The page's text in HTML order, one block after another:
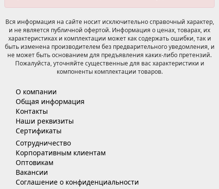
Вся информация на сайте носит исключительно справочный характер,
и не является публичной офертой. Информация о ценах, товарах, их
характеристиках и комплектации может как содержать ошибки, так и
быть изменена производителем без предварительного уведомления, и
не может быть основанием для предъявления каких-либо претензий.
Пожалуйста, уточняйте существенные для вас характеристики и
компоненты комплектации товаров.
О компании
Общая информация
Контакты
Наши реквизиты
Сертификаты
Сотрудничество
Корпоративным клиентам
Оптовикам
Вакансии
Соглашение о конфиденциальности